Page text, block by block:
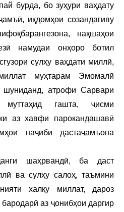
бурда, бо зуҳури ваҳдату
иқдомҳои созандагиву
нақшаҳои
намудаи онҳоро ботил
сулҳу ваҳдати миллӣ,
муҳтарам Эмомалӣ
атрофи Сарвари
муттаҳид гашта, ҷисми
аз хавфи парокандашавӣ
наҷиби дастаҷамъона
шаҳрвандӣ, ба даст
ва сулҳу салоҳ, таъмини
халқу миллат, дароз
аз ҷонибҳои даргир